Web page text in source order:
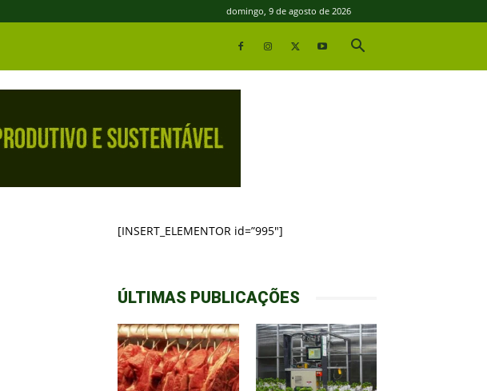
domingo, 9 de agosto de 2026
[INSERT_ELEMENTOR id=”995″]
ÚLTIMAS PUBLICAÇÕES